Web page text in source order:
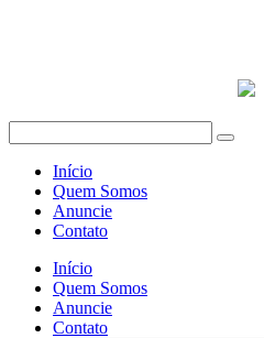
Início
Quem Somos
Anuncie
Contato
Início
Quem Somos
Anuncie
Contato